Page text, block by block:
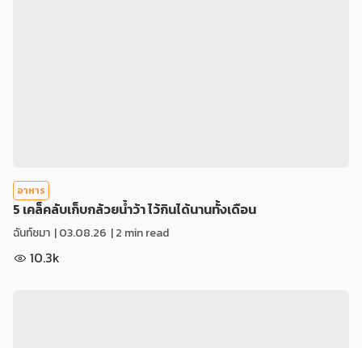
อาหาร
5 เคล็คลับเก็บกล้วยน้ำว้า ไว้กินได้นานทั้งเดือน
ฉันท์ชมา |03.08.26 | 2 min read
10.3k